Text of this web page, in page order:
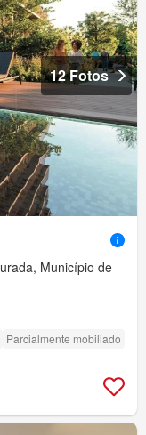
12 Fotos
Município de
Parcialmente mobiliado